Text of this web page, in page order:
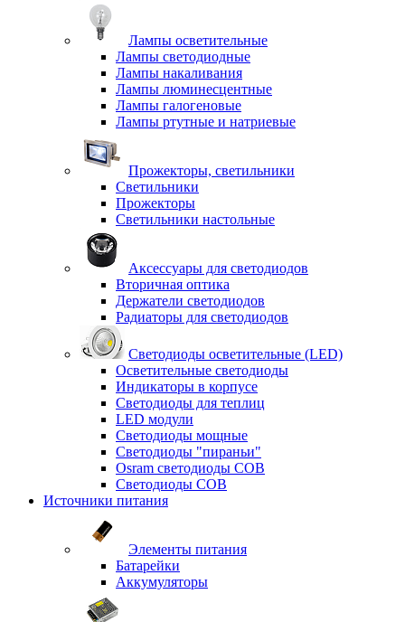
Лампы осветительные
Лампы светодиодные
Лампы накаливания
Лампы люминесцентные
Лампы галогеновые
Лампы ртутные и натриевые
Прожекторы, светильники
Светильники
Прожекторы
Светильники настольные
Аксессуары для светодиодов
Вторичная оптика
Держатели светодиодов
Радиаторы для светодиодов
Светодиоды осветительные (LED)
Осветительные светодиоды
Индикаторы в корпусе
Светодиоды для теплиц
LED модули
Светодиоды мощные
Светодиоды "пираньи"
Osram светодиоды COB
Светодиоды COB
Источники питания
Элементы питания
Батарейки
Аккумуляторы